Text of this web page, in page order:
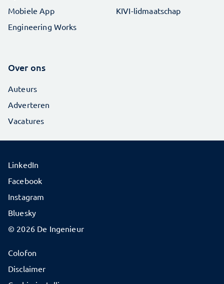
Mobiele App
Engineering Works
KIVI-lidmaatschap
Over ons
Auteurs
Adverteren
Vacatures
© 2026 De Ingenieur
Colofon
Disclaimer
LinkedIn
Facebook
Instagram
Bluesky